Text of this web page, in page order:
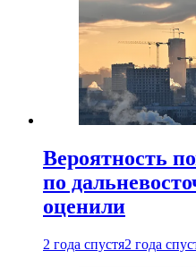
Вероятность
по
оценили
2 года спустя2 года